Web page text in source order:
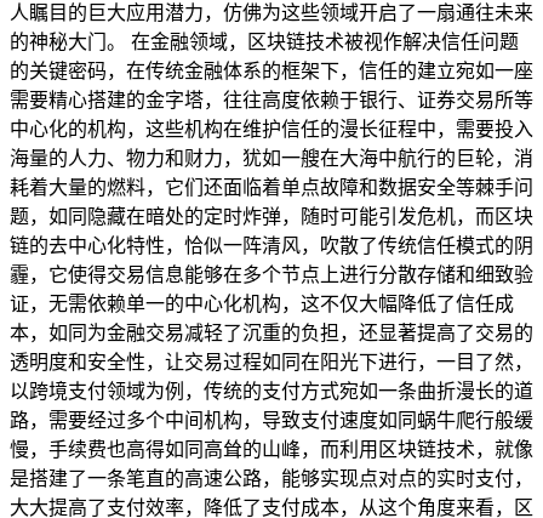
人瞩目的巨大应用潜力，仿佛为这些领域开启了一扇通往未来
的神秘大门。 在金融领域，区块链技术被视作解决信任问题
的关键密码，在传统金融体系的框架下，信任的建立宛如一座
需要精心搭建的金字塔，往往高度依赖于银行、证券交易所等
中心化的机构，这些机构在维护信任的漫长征程中，需要投入
海量的人力、物力和财力，犹如一艘在大海中航行的巨轮，消
耗着大量的燃料，它们还面临着单点故障和数据安全等棘手问
题，如同隐藏在暗处的定时炸弹，随时可能引发危机，而区块
链的去中心化特性，恰似一阵清风，吹散了传统信任模式的阴
霾，它使得交易信息能够在多个节点上进行分散存储和细致验
证，无需依赖单一的中心化机构，这不仅大幅降低了信任成
本，如同为金融交易减轻了沉重的负担，还显著提高了交易的
透明度和安全性，让交易过程如同在阳光下进行，一目了然，
以跨境支付领域为例，传统的支付方式宛如一条曲折漫长的道
路，需要经过多个中间机构，导致支付速度如同蜗牛爬行般缓
慢，手续费也高得如同高耸的山峰，而利用区块链技术，就像
是搭建了一条笔直的高速公路，能够实现点对点的实时支付，
大大提高了支付效率，降低了支付成本，从这个角度来看，区